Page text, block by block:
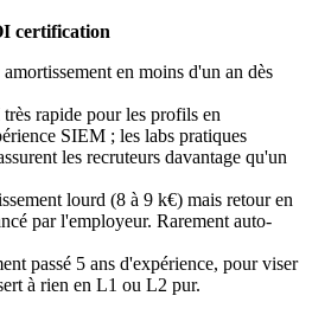
certification
en moins d'un an dès
rapide pour les profils en
SIEM ; les labs pratiques
les recruteurs davantage qu'un
lourd (8 à 9 k€) mais retour en
par l'employeur. Rarement auto-
passé 5 ans d'expérience, pour viser
à rien en L1 ou L2 pur.